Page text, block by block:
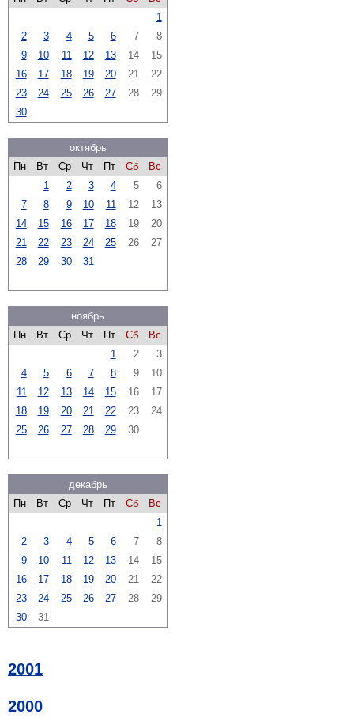
1
2
3 4 5 6 7
8
9
10 11 12 13 14
15
16
17 18 19 20 21
22
23
24 25 26 27 28
29
30
октябрь
Пн
Вт Ср Чт Пт Сб
Вс
1
2 3 4 5
6
7
8 9 10 11 12
13
14
15 16 17 18 19
20
21
22 23 24 25 26
27
28
29 30 31
ноябрь
Пн
Вт Ср Чт Пт Сб
Вс
1
2
3
4
5 6 7 8 9
10
11
12 13 14 15 16
17
18
19 20 21 22 23
24
25
26 27 28 29 30
декабрь
Пн
Вт Ср Чт Пт Сб
Вс
1
2
3 4 5 6 7
8
9
10 11 12 13 14
15
16
17 18 19 20 21
22
23
24 25 26 27 28
29
30
31
2001
2000